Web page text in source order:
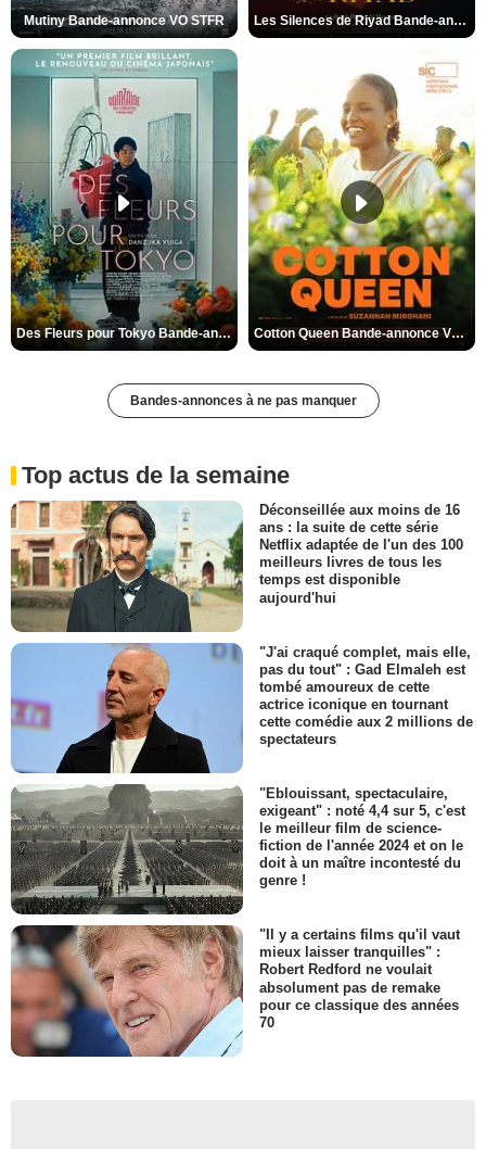
Mutiny Bande-annonce VO STFR Les Silences de Riyad Bande-annonce VO STFR
Des Fleurs pour Tokyo Bande-annonce VO STFR Cotton Queen Bande-annonce VO STFR
Bandes-annonces à ne pas manquer
Top actus de la semaine
Déconseillée aux moins de 16
ans : la suite de cette série
Netflix adaptée de l'un des 100
meilleurs livres de tous les
temps est disponible
aujourd'hui
"J'ai craqué complet, mais elle,
pas du tout" : Gad Elmaleh est
tombé amoureux de cette
actrice iconique en tournant
cette comédie aux 2 millions de
spectateurs
"Eblouissant, spectaculaire,
exigeant" : noté 4,4 sur 5, c'est
le meilleur film de science-
fiction de l'année 2024 et on le
doit à un maître incontesté du
genre !
"Il y a certains films qu'il vaut
mieux laisser tranquilles" :
Robert Redford ne voulait
absolument pas de remake
pour ce classique des années
70